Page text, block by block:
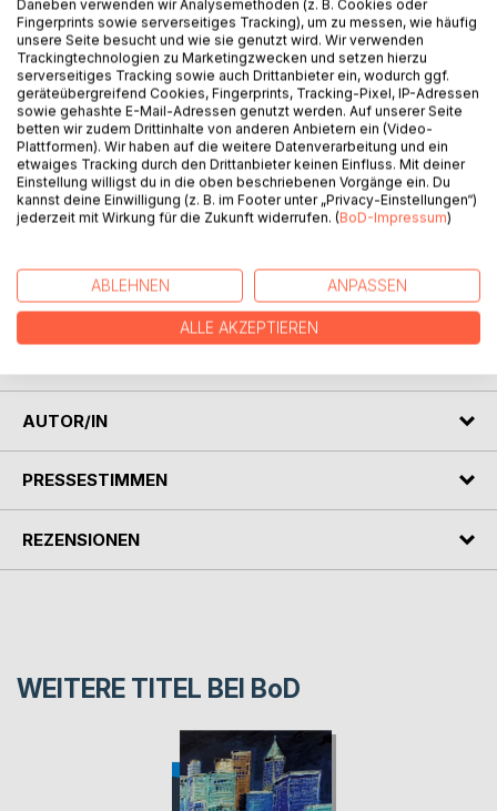
Storytelling
Content
Inspiration
Diskurs
DecisionSupport
Gehirntraining - wenn es gut werden soll
Verstehen lernen
Vernetzt denken
Potenziale ausschöpfen
Komplexität reduzieren
Wissen transferieren
Proaktiv agieren
AUTOR/IN
PRESSESTIMMEN
REZENSIONEN
WEITERE TITEL BEI BoD
Daneben verwenden wir Analysemethoden (z. B. Cookies oder
Fingerprints sowie serverseitiges Tracking), um zu messen, wie häufig
unsere Seite besucht und wie sie genutzt wird. Wir verwenden
Trackingtechnologien zu Marketingzwecken und setzen hierzu
serverseitiges Tracking sowie auch Drittanbieter ein, wodurch ggf.
geräteübergreifend Cookies, Fingerprints, Tracking-Pixel, IP-Adressen
sowie gehashte E-Mail-Adressen genutzt werden. Auf unserer Seite
betten wir zudem Drittinhalte von anderen Anbietern ein (Video-
Plattformen). Wir haben auf die weitere Datenverarbeitung und ein
etwaiges Tracking durch den Drittanbieter keinen Einfluss. Mit deiner
Einstellung willigst du in die oben beschriebenen Vorgänge ein. Du
kannst deine Einwilligung (z. B. im Footer unter „Privacy-Einstellungen“)
jederzeit mit Wirkung für die Zukunft widerrufen. (BoD-Impressum)
ABLEHNEN ANPASSEN
ALLE AKZEPTIEREN